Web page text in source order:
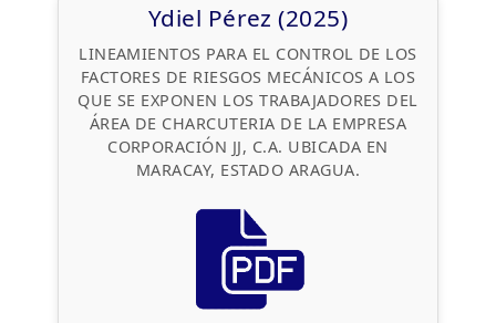
Ydiel Pérez (2025)
LINEAMIENTOS PARA EL CONTROL DE LOS
FACTORES DE RIESGOS MECÁNICOS A LOS
QUE SE EXPONEN LOS TRABAJADORES DEL
ÁREA DE CHARCUTERIA DE LA EMPRESA
CORPORACIÓN JJ, C.A. UBICADA EN
MARACAY, ESTADO ARAGUA.